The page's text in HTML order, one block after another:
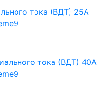
тока (ВДТ) 25A